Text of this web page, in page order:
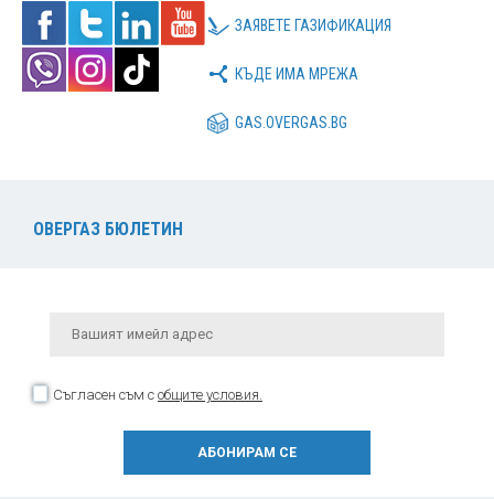
ЗАЯВЕТЕ ГАЗИФИКАЦИЯ
КЪДЕ ИМА МРЕЖА
GAS.OVERGAS.BG
ОВЕРГАЗ БЮЛЕТИН
Съгласен съм с общите условия.